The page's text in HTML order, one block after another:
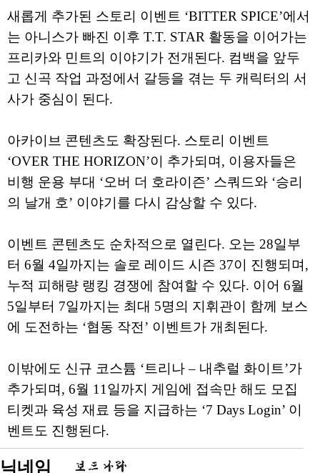
새롭게 추가된 스토리 이벤트 ‘BITTER SPICE’에서
는 아니스가 빠진 이후 T.T. STAR 활동을 이어가는
프리카와 민트의 이야기가 전개된다. 컴백을 앞두
고 신곡 작업 과정에서 갈등을 겪는 두 캐릭터의 서
사가 중심이 된다.
아카이브 콘텐츠도 확장된다. 스토리 이벤트
‘OVER THE HORIZON’이 추가되며, 이용자들은
비행 운용 부대 ‘오버 더 호라이즌’ 스쿼드와 ‘승리
의 날개 호’ 이야기를 다시 감상할 수 있다.
이벤트 콘텐츠도 순차적으로 열린다. 오는 28일부
터 6월 4일까지는 솔로 레이드 시즌 37이 진행되며,
누적 피해량 랭킹 경쟁에 참여할 수 있다. 이어 6월
5일부터 7일까지는 최대 5명의 지휘관이 함께 보스
에 도전하는 ‘협동 작전’ 이벤트가 개최된다.
이밖에도 신규 코스튬 ‘트리나 – 내추럴 화이트’가
추가되며, 6월 11일까지 게임에 접속만 해도 모집
티켓과 육성 재료 등을 지급하는 ‘7 Days Login’ 이
벤트도 진행된다.
닉네임